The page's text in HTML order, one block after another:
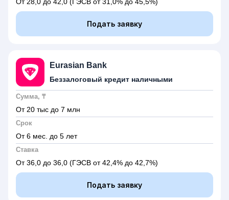
Подать заявку
Eurasian Bank
Беззалоговый кредит наличными
Сумма, ₸
От 20 тыс до 7 млн
Срок
От 6 мес. до 5 лет
Ставка
От 36,0 до 36,0 (ГЭСВ от 42,4% до 42,7%)
Подать заявку